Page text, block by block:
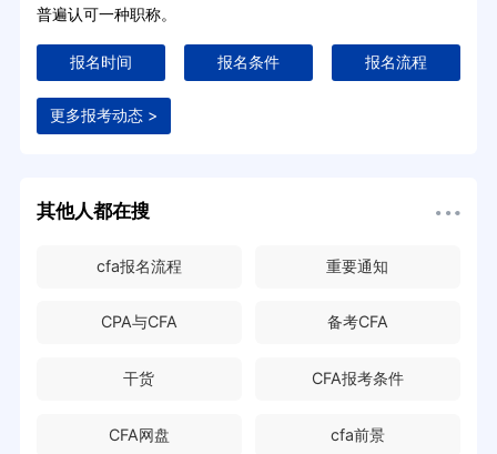
普遍认可一种职称。
报名时间 报名条件 报名流程
更多报考动态 >
其他人都在搜
cfa报名流程 重要通知
CPA与CFA 备考CFA
干货 CFA报考条件
CFA网盘 cfa前景